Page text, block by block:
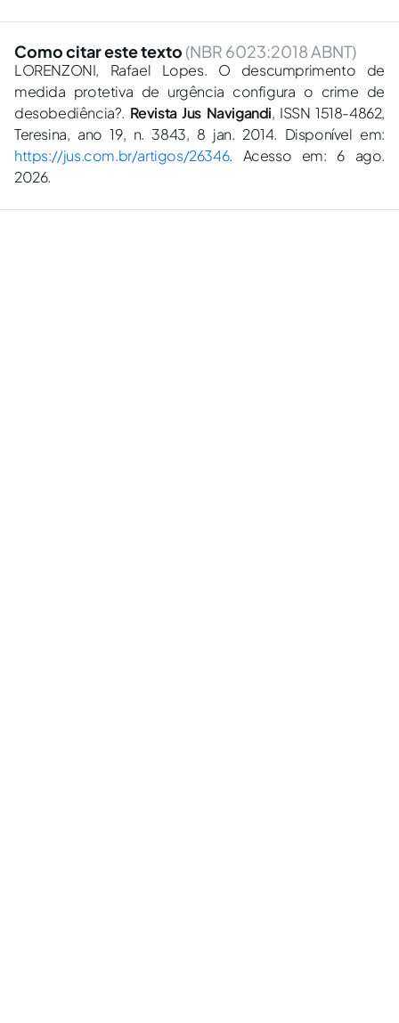
Como citar este texto (NBR 6023:2018 ABNT)
LORENZONI, Rafael Lopes. O descumprimento de
medida protetiva de urgência configura o crime de
desobediência?. Revista Jus Navigandi, ISSN 1518-4862,
Teresina, ano 19, n. 3843, 8 jan. 2014. Disponível em:
https://jus.com.br/artigos/26346. Acesso em: 6 ago.
2026.